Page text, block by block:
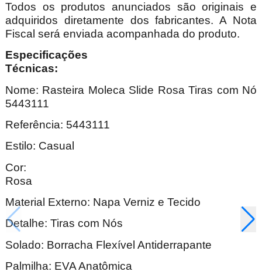
Todos os produtos anunciados são originais e
adquiridos diretamente dos fabricantes. A Nota
Fiscal será enviada acompanhada do produto.
Especificações
Nome: Rasteira Moleca Slide Rosa Tiras com Nó
5443111
Referência: 5443111
Estilo: Casual
Cor:
Material Externo: Napa Verniz e Tecido
Detalhe: Tiras com Nós
Solado: Borracha Flexível Antiderrapante
Palmilha: EVA Anatômica